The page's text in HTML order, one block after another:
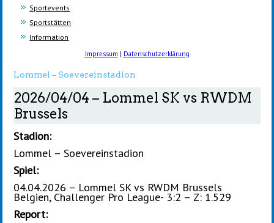
Sportevents
Sportstätten
Information
Impressum | Datenschutzerklärung
Lommel – Soevereinstadion
2026/04/04 – Lommel SK vs RWDM
Brussels
Stadion:
Lommel – Soevereinstadion
Spiel:
04.04.2026 – Lommel SK vs RWDM Brussels
Belgien, Challenger Pro League- 3:2 – Z: 1.529
Report: